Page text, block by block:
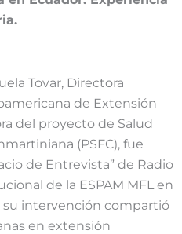
Tovar, Directora
de Extensión
del proyecto de Salud
(PSFC), fue
de Entrevista” de Radio
de la ESPAM MFL en
su intervención compartió
en extensión